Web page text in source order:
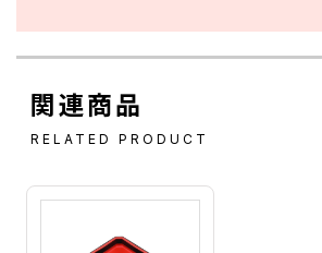
関連商品
RELATED PRODUCT